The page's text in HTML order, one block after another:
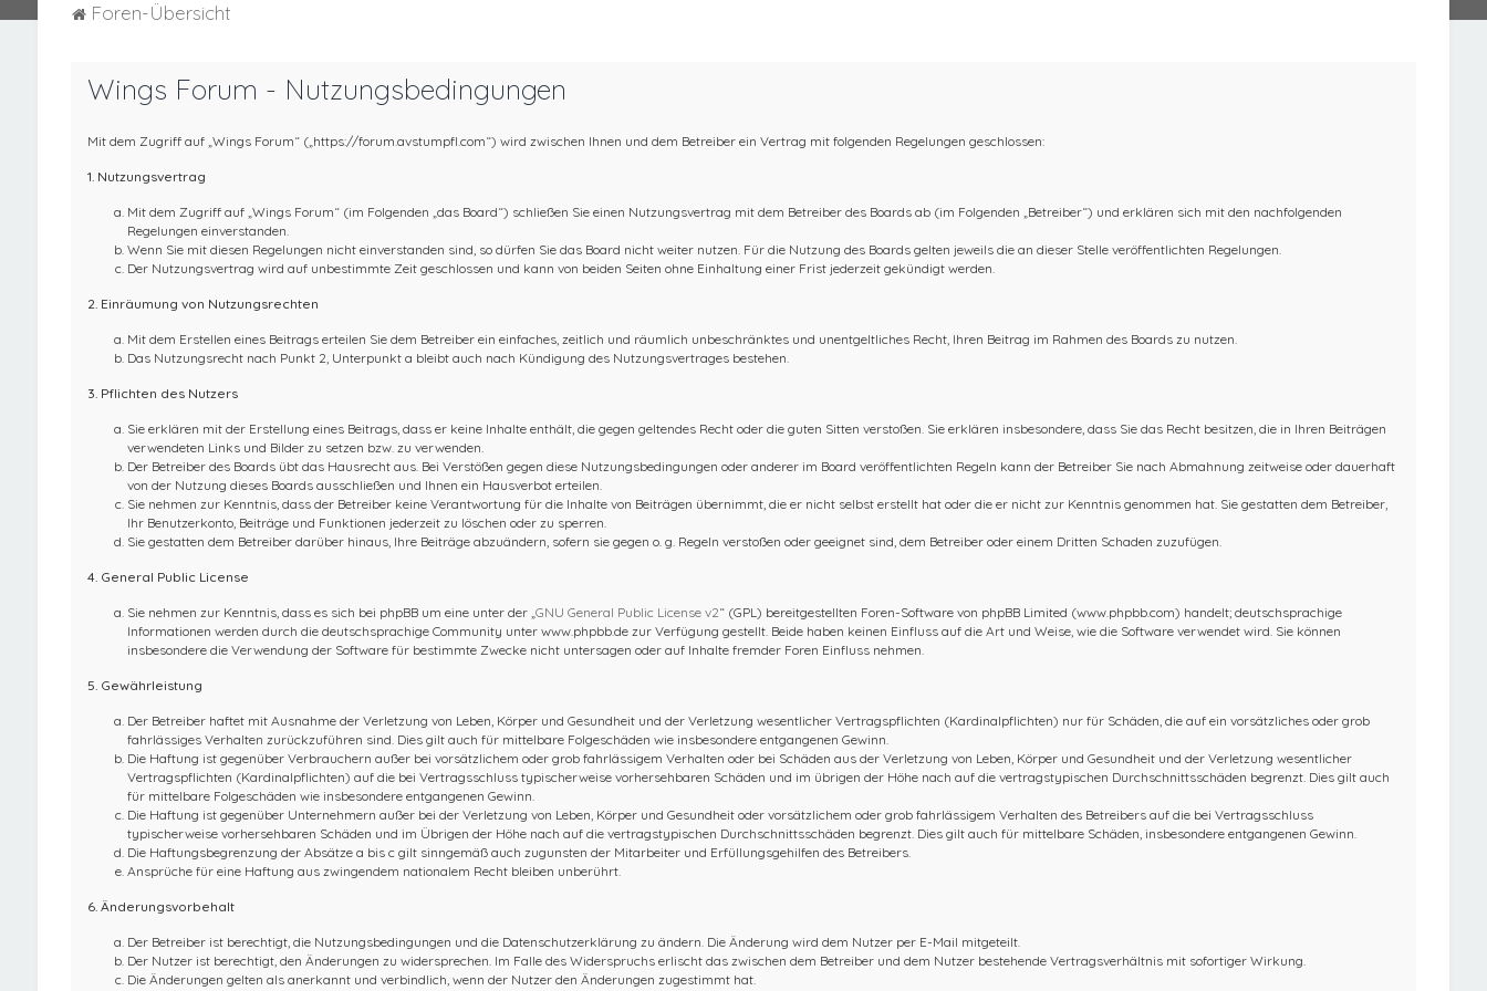
Foren-Übersicht
Wings Forum - Nutzungsbedingungen
Mit dem Zugriff auf „Wings Forum“ („https://forum.avstumpfl.com“) wird zwischen Ihnen und dem Betreiber ein Vertrag mit folgenden Regelungen geschlossen:
1. Nutzungsvertrag
Mit dem Zugriff auf „Wings Forum“ (im Folgenden „das Board“) schließen Sie einen Nutzungsvertrag mit dem Betreiber des Boards ab (im Folgenden „Betreiber“) und erklären sich mit den nachfolgenden
Regelungen einverstanden.
Wenn Sie mit diesen Regelungen nicht einverstanden sind, so dürfen Sie das Board nicht weiter nutzen. Für die Nutzung des Boards gelten jeweils die an dieser Stelle veröffentlichten Regelungen.
Der Nutzungsvertrag wird auf unbestimmte Zeit geschlossen und kann von beiden Seiten ohne Einhaltung einer Frist jederzeit gekündigt werden.
2. Einräumung von Nutzungsrechten
Mit dem Erstellen eines Beitrags erteilen Sie dem Betreiber ein einfaches, zeitlich und räumlich unbeschränktes und unentgeltliches Recht, Ihren Beitrag im Rahmen des Boards zu nutzen.
Das Nutzungsrecht nach Punkt 2, Unterpunkt a bleibt auch nach Kündigung des Nutzungsvertrages bestehen.
3. Pflichten des Nutzers
Sie erklären mit der Erstellung eines Beitrags, dass er keine Inhalte enthält, die gegen geltendes Recht oder die guten Sitten verstoßen. Sie erklären insbesondere, dass Sie das Recht besitzen, die in Ihren Beiträgen
verwendeten Links und Bilder zu setzen bzw. zu verwenden.
Der Betreiber des Boards übt das Hausrecht aus. Bei Verstößen gegen diese Nutzungsbedingungen oder anderer im Board veröffentlichten Regeln kann der Betreiber Sie nach Abmahnung zeitweise oder dauerhaft
von der Nutzung dieses Boards ausschließen und Ihnen ein Hausverbot erteilen.
Sie nehmen zur Kenntnis, dass der Betreiber keine Verantwortung für die Inhalte von Beiträgen übernimmt, die er nicht selbst erstellt hat oder die er nicht zur Kenntnis genommen hat. Sie gestatten dem Betreiber,
Ihr Benutzerkonto, Beiträge und Funktionen jederzeit zu löschen oder zu sperren.
Sie gestatten dem Betreiber darüber hinaus, Ihre Beiträge abzuändern, sofern sie gegen o. g. Regeln verstoßen oder geeignet sind, dem Betreiber oder einem Dritten Schaden zuzufügen.
4. General Public License
Sie nehmen zur Kenntnis, dass es sich bei phpBB um eine unter der „GNU General Public License v2“ (GPL) bereitgestellten Foren-Software von phpBB Limited (www.phpbb.com) handelt; deutschsprachige
Informationen werden durch die deutschsprachige Community unter www.phpbb.de zur Verfügung gestellt. Beide haben keinen Einfluss auf die Art und Weise, wie die Software verwendet wird. Sie können
insbesondere die Verwendung der Software für bestimmte Zwecke nicht untersagen oder auf Inhalte fremder Foren Einfluss nehmen.
5. Gewährleistung
Der Betreiber haftet mit Ausnahme der Verletzung von Leben, Körper und Gesundheit und der Verletzung wesentlicher Vertragspflichten (Kardinalpflichten) nur für Schäden, die auf ein vorsätzliches oder grob
fahrlässiges Verhalten zurückzuführen sind. Dies gilt auch für mittelbare Folgeschäden wie insbesondere entgangenen Gewinn.
Die Haftung ist gegenüber Verbrauchern außer bei vorsätzlichem oder grob fahrlässigem Verhalten oder bei Schäden aus der Verletzung von Leben, Körper und Gesundheit und der Verletzung wesentlicher
Vertragspflichten (Kardinalpflichten) auf die bei Vertragsschluss typischerweise vorhersehbaren Schäden und im übrigen der Höhe nach auf die vertragstypischen Durchschnittsschäden begrenzt. Dies gilt auch
für mittelbare Folgeschäden wie insbesondere entgangenen Gewinn.
Die Haftung ist gegenüber Unternehmern außer bei der Verletzung von Leben, Körper und Gesundheit oder vorsätzlichem oder grob fahrlässigem Verhalten des Betreibers auf die bei Vertragsschluss
typischerweise vorhersehbaren Schäden und im Übrigen der Höhe nach auf die vertragstypischen Durchschnittsschäden begrenzt. Dies gilt auch für mittelbare Schäden, insbesondere entgangenen Gewinn.
Die Haftungsbegrenzung der Absätze a bis c gilt sinngemäß auch zugunsten der Mitarbeiter und Erfüllungsgehilfen des Betreibers.
Ansprüche für eine Haftung aus zwingendem nationalem Recht bleiben unberührt.
6. Änderungsvorbehalt
Der Betreiber ist berechtigt, die Nutzungsbedingungen und die Datenschutzerklärung zu ändern. Die Änderung wird dem Nutzer per E-Mail mitgeteilt.
Der Nutzer ist berechtigt, den Änderungen zu widersprechen. Im Falle des Widerspruchs erlischt das zwischen dem Betreiber und dem Nutzer bestehende Vertragsverhältnis mit sofortiger Wirkung.
Die Änderungen gelten als anerkannt und verbindlich, wenn der Nutzer den Änderungen zugestimmt hat.